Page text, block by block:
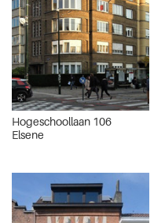
Hogeschoollaan 106
Elsene